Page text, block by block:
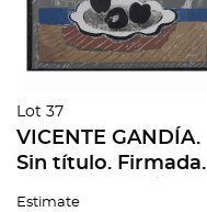
Lot 37
VICENTE GANDÍA.
Sin título. Firmada.
Estimate